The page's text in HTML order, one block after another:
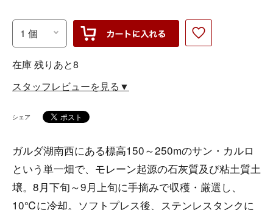
在庫 残りあと8
スタッフレビューを見る▼
シェア
ガルダ湖南西にある標高150～250mのサン・カルロ
という単一畑で、モレーン起源の石灰質及び粘土質土
壌。8月下旬～9月上旬に手摘みで収穫・厳選し、
10℃に冷却。ソフトプレス後、ステンレスタンクに